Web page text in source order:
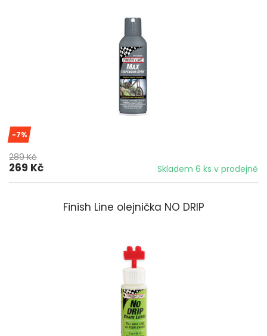
-7%
289 Kč
269 Kč Skladem 6 ks v prodejně
Finish Line olejnička NO DRIP